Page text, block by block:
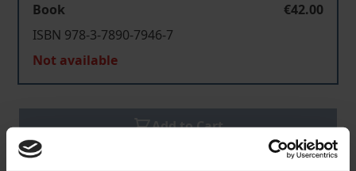
Book
€42.00
ISBN 978-3-7890-7946-7
Not available
Add to Cart
Add to Wish List